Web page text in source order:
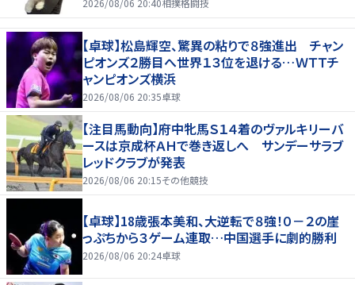
2026/08/06 20:40相撲格闘技
【卓球】松島輝空、驚異の粘りで８強進出 チャン
ピオンズ２勝目へ世界１３位を退ける…ＷＴＴチ
ャンピオンズ横浜
2026/08/06 20:35卓球
【注目馬動向】府中牝馬Ｓ１４着のヴァルキリーバ
ースは京成杯ＡＨで巻き返しへ サンデーサラブ
レッドクラブが発表
2026/08/06 20:15その他競技
【卓球】18歳張本美和、大逆転で８強！０－２の崖
っぷちから３ゲーム連取…中国選手に劇的勝利
2026/08/06 20:24卓球